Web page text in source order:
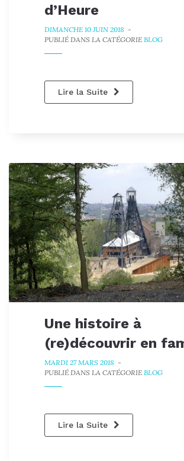
d’Heure
DIMANCHE 10 JUIN 2018 -
PUBLIÉ DANS LA CATÉGORIE BLOG
Lire la Suite
Une histoire à
(re)découvrir en
MARDI 27 MARS 2018 -
PUBLIÉ DANS LA CATÉGORIE BLOG
Lire la Suite